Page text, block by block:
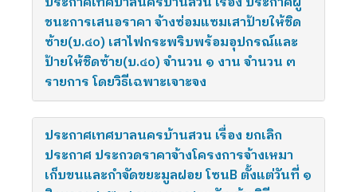
ชนะการเสนอราคา จ้างซ่อมแซมเสาป้ายให้ชิด
ซ้าย(บ.๔๐) เสาไฟกระพริบพร้อมอุปกรณ์และ
ป้ายให้ชิดซ้าย(บ.๔๐) จำนวน ๑ งาน จำนวน ๓
รายการ โดยวิธีเฉพาะเจาะจง
ประกาศเทศบาลนครบ้านสวน เรื่อง ยกเลิก
ประกาศ ประกวดราคาจ้างโครงการจ้างเหมา
เก็บขนและกำจัดขยะมูลฝอย โซนB ตั้งแต่วันที่ ๑